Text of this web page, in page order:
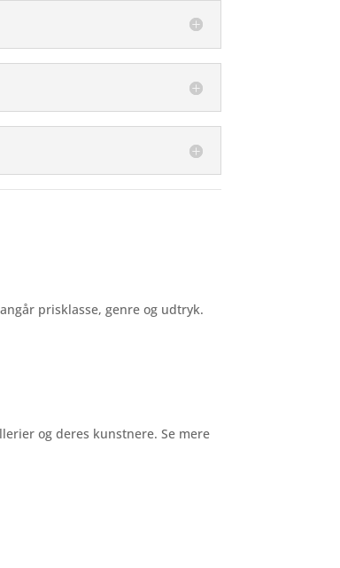
prisklasse, genre og udtryk.
og deres kunstnere. Se mere